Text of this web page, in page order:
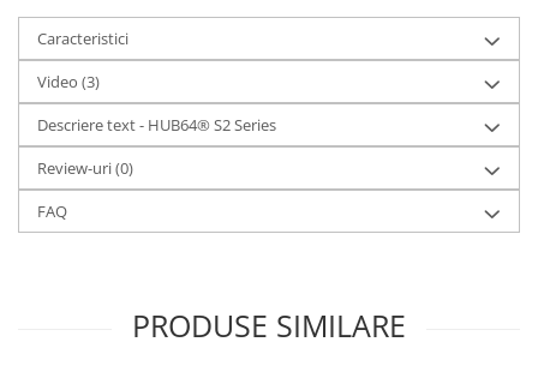
Caracteristici
Video (3)
Descriere text - HUB64® S2 Series
Review-uri(0)
FAQ
PRODUSE SIMILARE